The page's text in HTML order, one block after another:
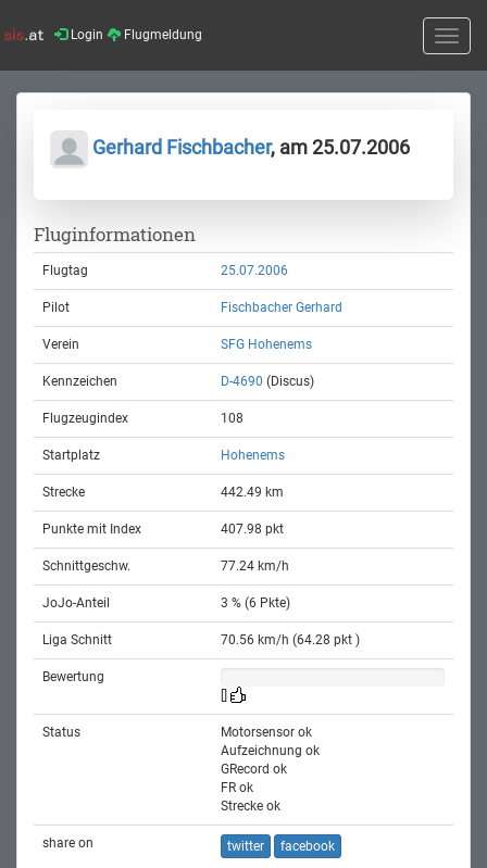
Login Flugmeldung
Toggle
Gerhard Fischbacher, am 25.07.2006
Fluginformationen
Flugtag 25.07.2006
Pilot Fischbacher Gerhard
Verein SFG Hohenems
Kennzeichen D-4690 (Discus)
Flugzeugindex 108
Startplatz Hohenems
Strecke 442.49 km
Punkte mit Index 407.98 pkt
Schnittgeschw. 77.24 km/h
JoJo-Anteil 3 % (6 Pkte)
Liga Schnitt 70.56 km/h (64.28 pkt )
Bewertung
Status
Motorsensor ok
Aufzeichnung ok
GRecord ok
FR ok
Strecke ok
share on twitter facebook